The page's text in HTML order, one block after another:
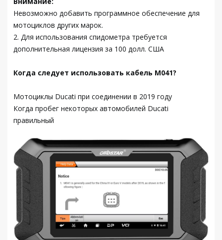
Невозможно добавить программное обеспечение для
мотоциклов других марок.
2. Для использования спидометра требуется
дополнительная лицензия за 100 долл. США
Когда следует использовать кабель M041?
Мотоциклы Ducati при соединении в 2019 году
Когда пробег некоторых автомобилей Ducati
правильный